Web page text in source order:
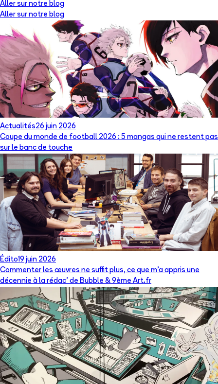
Aller sur notre blog
Aller sur notre blog
Actualités26 juin 2026
Coupe du monde de football 2026 : 5 mangas qui ne restent pas
sur le banc de touche
Édito19 juin 2026
Commenter les œuvres ne suffit plus, ce que m’a appris une
décennie à la rédac’ de Bubble & 9ème Art.fr